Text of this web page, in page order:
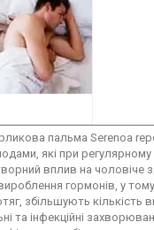
пальма Serenoa
які при
вплив на чоловіче
гормонів, у тому
збільшують кількість
та інфекційні